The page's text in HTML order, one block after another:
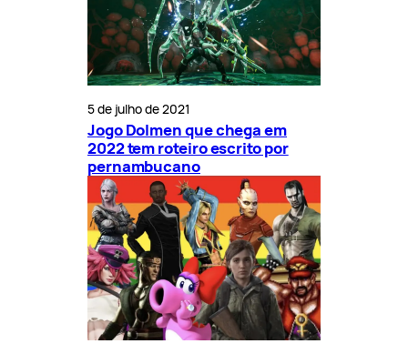
5 de julho de 2021
Jogo Dolmen que chega em
2022 tem roteiro escrito por
pernambucano